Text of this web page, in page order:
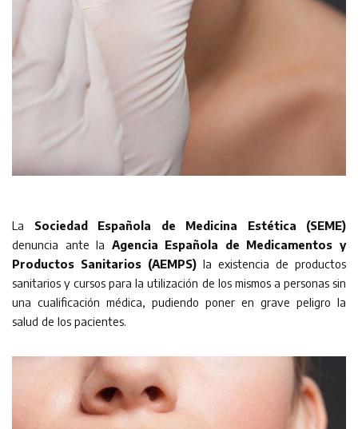
La Sociedad Española de Medicina Estética (SEME)
denuncia ante la Agencia Española de Medicamentos y
Productos Sanitarios (AEMPS) la existencia de productos
sanitarios y cursos para la utilización de los mismos a personas sin
una cualificación médica, pudiendo poner en grave peligro la
salud de los pacientes.